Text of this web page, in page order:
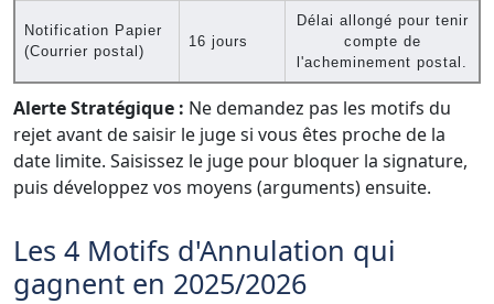
Notification Papier
(Courrier postal)
16 jours
Délai allongé pour tenir
compte de
l'acheminement postal.
Alerte Stratégique : Ne demandez pas les motifs du
rejet avant de saisir le juge si vous êtes proche de la
date limite. Saisissez le juge pour bloquer la signature,
puis développez vos moyens (arguments) ensuite.
Les 4 Motifs d'Annulation qui
gagnent en 2025/2026